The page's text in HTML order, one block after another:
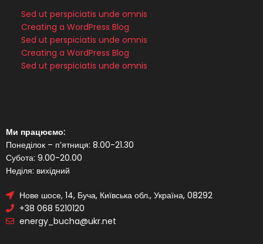
Sed ut perspiciatis unde omnis
Creating a WordPress Blog
Sed ut perspiciatis unde omnis
Creating a WordPress Blog
Sed ut perspiciatis unde omnis
Ми працюємо:
Понеділок – п’ятниця: 8.00-21.30
Субота: 9.00-20.00
Неділя: вихідний
Нове шосе, 14, Буча, Київська обл., Україна, 08292
+38 068 5210120
energy_bucha@ukr.net